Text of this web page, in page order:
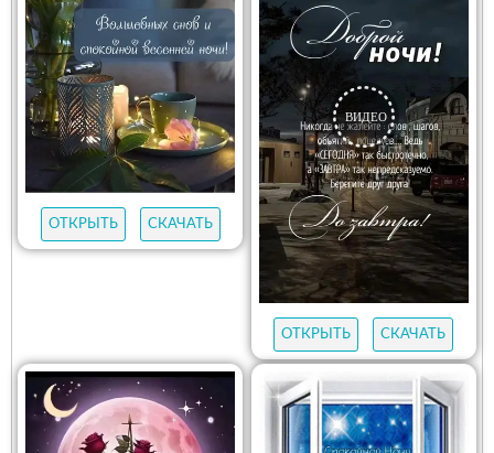
ОТКРЫТЬ СКАЧАТЬ
ОТКРЫТЬ СКАЧАТЬ